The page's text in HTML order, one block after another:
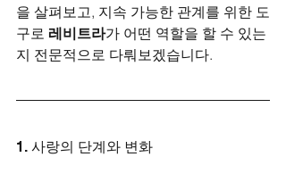
을 살펴보고, 지속 가능한 관계를 위한 도
구로 레비트라가 어떤 역할을 할 수 있는
지 전문적으로 다뤄보겠습니다.
1. 사랑의 단계와 변화